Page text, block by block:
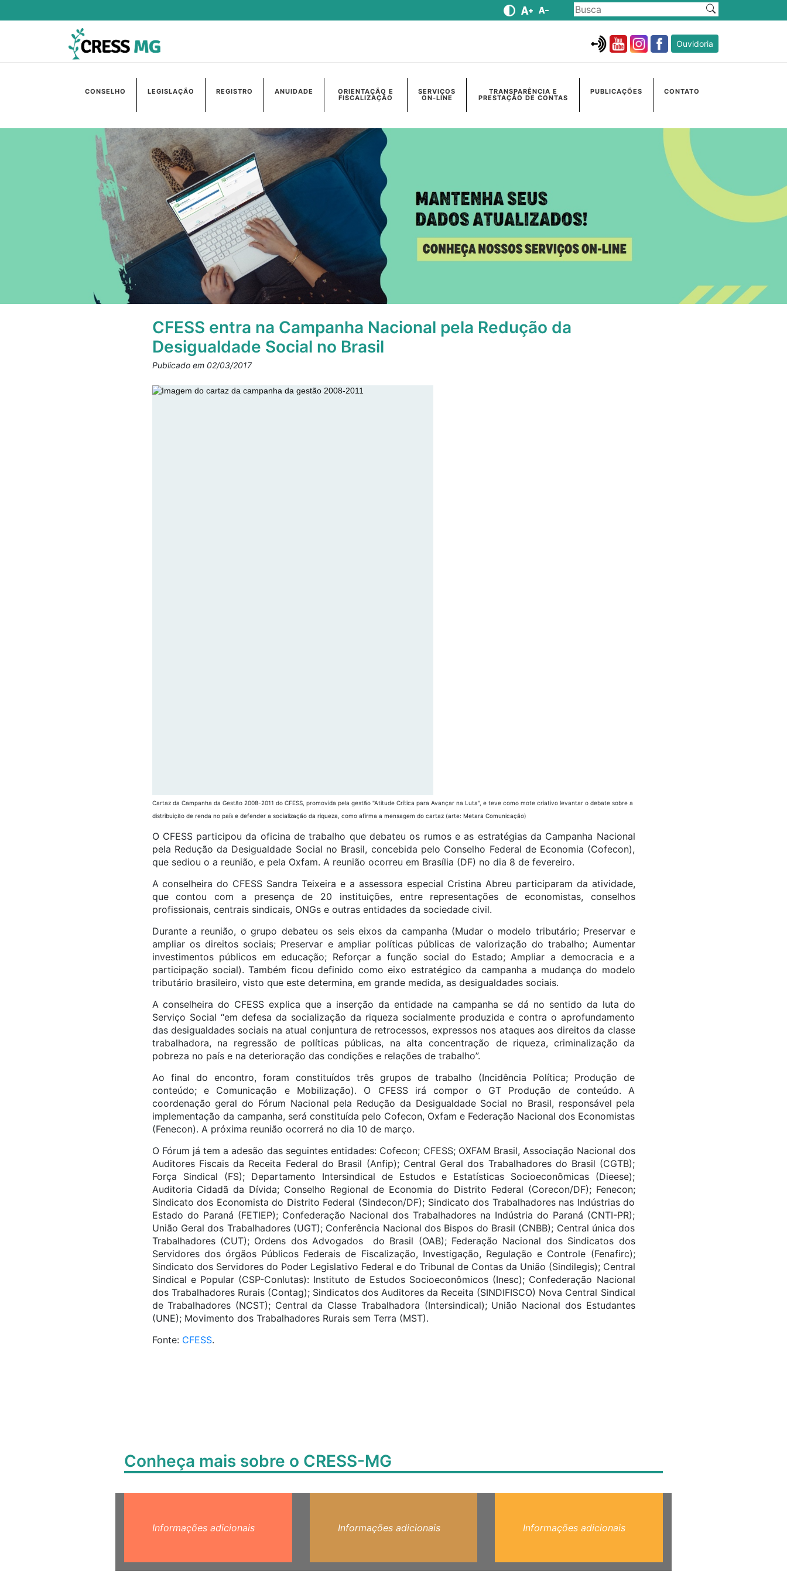
Ouvidoria
CONSELHO LEGISLAÇÃO REGISTRO ANUIDADE ORIENTAÇÃO E
FISCALIZAÇÃO
SERVIÇOS
ON-LINE
TRANSPARÊNCIA E
PRESTAÇÃO DE CONTAS
PUBLICAÇÕES CONTATO
CFESS entra na Campanha Nacional pela Redução da
Desigualdade Social no Brasil
Publicado em 02/03/2017
Cartaz da Campanha da Gestão 2008-2011 do CFESS, promovida pela gestão "Atitude Crítica para Avançar na Luta", e teve como mote criativo levantar o debate sobre a
distribuição de renda no país e defender a socialização da riqueza, como afirma a mensagem do cartaz (arte: Metara Comunicação)
O CFESS participou da oficina de trabalho que debateu os rumos e as estratégias da Campanha Nacional
pela Redução da Desigualdade Social no Brasil, concebida pelo Conselho Federal de Economia (Cofecon),
que sediou o a reunião, e pela Oxfam. A reunião ocorreu em Brasília (DF) no dia 8 de fevereiro.
A conselheira do CFESS Sandra Teixeira e a assessora especial Cristina Abreu participaram da atividade,
que contou com a presença de 20 instituições, entre representações de economistas, conselhos
profissionais, centrais sindicais, ONGs e outras entidades da sociedade civil.
Durante a reunião, o grupo debateu os seis eixos da campanha (Mudar o modelo tributário; Preservar e
ampliar os direitos sociais; Preservar e ampliar políticas públicas de valorização do trabalho; Aumentar
investimentos públicos em educação; Reforçar a função social do Estado; Ampliar a democracia e a
participação social). Também ficou definido como eixo estratégico da campanha a mudança do modelo
tributário brasileiro, visto que este determina, em grande medida, as desigualdades sociais.
A conselheira do CFESS explica que a inserção da entidade na campanha se dá no sentido da luta do
Serviço Social “em defesa da socialização da riqueza socialmente produzida e contra o aprofundamento
das desigualdades sociais na atual conjuntura de retrocessos, expressos nos ataques aos direitos da classe
trabalhadora, na regressão de políticas públicas, na alta concentração de riqueza, criminalização da
pobreza no país e na deterioração das condições e relações de trabalho”.
Ao final do encontro, foram constituídos três grupos de trabalho (Incidência Política; Produção de
conteúdo; e Comunicação e Mobilização). O CFESS irá compor o GT Produção de conteúdo. A
coordenação geral do Fórum Nacional pela Redução da Desigualdade Social no Brasil, responsável pela
implementação da campanha, será constituída pelo Cofecon, Oxfam e Federação Nacional dos Economistas
(Fenecon). A próxima reunião ocorrerá no dia 10 de março.
O Fórum já tem a adesão das seguintes entidades: Cofecon; CFESS; OXFAM Brasil, Associação Nacional dos
Auditores Fiscais da Receita Federal do Brasil (Anfip); Central Geral dos Trabalhadores do Brasil (CGTB);
Força Sindical (FS); Departamento Intersindical de Estudos e Estatísticas Socioeconômicas (Dieese);
Auditoria Cidadã da Dívida; Conselho Regional de Economia do Distrito Federal (Corecon/DF); Fenecon;
Sindicato dos Economista do Distrito Federal (Sindecon/DF); Sindicato dos Trabalhadores nas Indústrias do
Estado do Paraná (FETIEP); Confederação Nacional dos Trabalhadores na Indústria do Paraná (CNTI-PR);
União Geral dos Trabalhadores (UGT); Conferência Nacional dos Bispos do Brasil (CNBB); Central única dos
Trabalhadores (CUT); Ordens dos Advogados do Brasil (OAB); Federação Nacional dos Sindicatos dos
Servidores dos órgãos Públicos Federais de Fiscalização, Investigação, Regulação e Controle (Fenafirc);
Sindicato dos Servidores do Poder Legislativo Federal e do Tribunal de Contas da União (Sindilegis); Central
Sindical e Popular (CSP-Conlutas): Instituto de Estudos Socioeconômicos (Inesc); Confederação Nacional
dos Trabalhadores Rurais (Contag); Sindicatos dos Auditores da Receita (SINDIFISCO) Nova Central Sindical
de Trabalhadores (NCST); Central da Classe Trabalhadora (Intersindical); União Nacional dos Estudantes
(UNE); Movimento dos Trabalhadores Rurais sem Terra (MST).
Fonte: CFESS.
Conheça mais sobre o CRESS-MG
Informações adicionais Informações adicionais Informações adicionais